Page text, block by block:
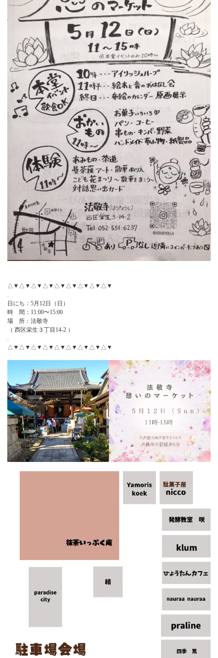
△▼△▼△▼△▼△▼△▼△▼△▼△▼
.
日にち：5月12日（日）
時 間：11:00〜15:00
場 所：法敬寺
（ 西区栄生３丁目14-2 ）
.
△▼△▼△▼△▼△▼△▼△▼△▼△▼